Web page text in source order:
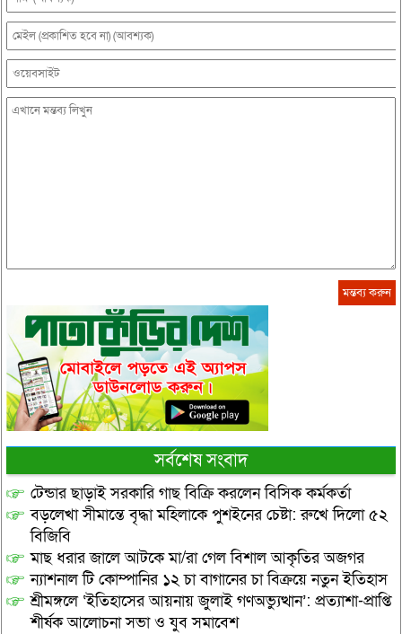
সর্বশেষ সংবাদ
টেন্ডার ছাড়াই সরকারি গাছ বিক্রি করলেন বিসিক কর্মকর্তা
বড়লেখা সীমান্তে বৃদ্ধা মহিলাকে পুশইনের চেষ্টা: রুখে দিলো ৫২
বিজিবি
মাছ ধরার জালে আটকে মা/রা গেল বিশাল আকৃতির অজগর
ন্যাশনাল টি কোম্পানির ১২ চা বাগানের চা বিক্রয়ে নতুন ইতিহাস
শ্রীমঙ্গলে ‘ইতিহাসের আয়নায় জুলাই গণঅভ্যুত্থান’: প্রত্যাশা-প্রাপ্তি
শীর্ষক আলোচনা সভা ও যুব সমাবেশ